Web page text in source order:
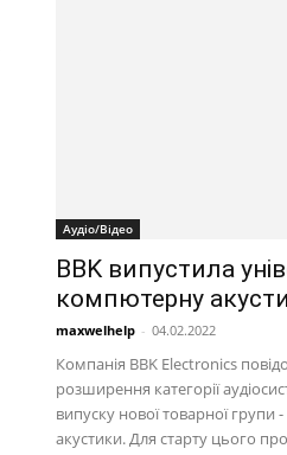
Аудіо/Відео
BBK випустила
компютерну
maxwelhelp - 04.02.2022
Компанія BBK Electronics
розширення категорії
випуску нової товарної групи
акустики. Для старту цього